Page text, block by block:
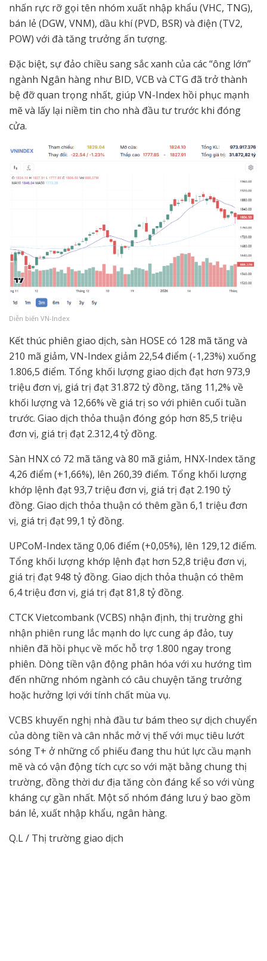
nhấn rực rỡ gọi tên nhóm xuất nhập khẩu (VHC, TNG),
bán lẻ (DGW, VNM), dầu khí (PVD, BSR) và điện (TV2,
POW) với đà tăng trưởng ấn tượng.
Đặc biệt, sự đảo chiều sang sắc xanh của các “ông lớn”
ngành Ngân hàng như BID, VCB và CTG đã trở thành
bệ đỡ quan trọng nhất, giúp VN-Index hồi phục mạnh
mẽ và lấy lại niềm tin cho nhà đầu tư trước khi đóng
cửa.
Diễn biến VN-Index
Kết thúc phiên giao dịch, sàn HOSE có 128 mã tăng và
210 mã giảm, VN-Index giảm 22,54 điểm (-1,23%) xuống
1.806,5 điểm. Tổng khối lượng giao dịch đạt hơn 973,9
triệu đơn vị, giá trị đạt 31.872 tỷ đồng, tăng 11,2% về
khối lượng và 12,66% về giá trị so với phiên cuối tuần
trước. Giao dịch thỏa thuận đóng góp hơn 85,5 triệu
đơn vị, giá trị đạt 2.312,4 tỷ đồng.
Sàn HNX có 72 mã tăng và 80 mã giảm, HNX-Index tăng
4,26 điểm (+1,66%), lên 260,39 điểm. Tổng khối lượng
khớp lệnh đạt 93,7 triệu đơn vị, giá trị đạt 2.190 tỷ
đồng. Giao dịch thỏa thuận có thêm gần 6,1 triệu đơn
vị, giá trị đạt 99,1 tỷ đồng.
UPCoM-Index tăng 0,06 điểm (+0,05%), lên 129,12 điểm.
Tổng khối lượng khớp lệnh đạt hơn 52,8 triệu đơn vị,
giá trị đạt 948 tỷ đồng. Giao dịch thỏa thuận có thêm
6,4 triệu đơn vị, giá trị đạt 81,8 tỷ đồng.
CTCK Vietcombank (VCBS) nhận định, thị trường ghi
nhận phiên rung lắc mạnh do lực cung áp đảo, tuy
nhiên đã hồi phục về mốc hỗ trợ 1.800 ngay trong
phiên. Dòng tiền vận động phân hóa với xu hướng tìm
đến những nhóm ngành có câu chuyện tăng trưởng
hoặc hưởng lợi với tính chất mùa vụ.
VCBS khuyến nghị nhà đầu tư bám theo sự dịch chuyển
của dòng tiền và cân nhắc mở vị thế với mục tiêu lướt
sóng T+ ở những cổ phiếu đang thu hút lực cầu mạnh
mẽ và có vận động tích cực so với mặt bằng chung thị
trường, đồng thời dư địa tăng còn đáng kể so với vùng
kháng cự gần nhất. Một số nhóm đáng lưu ý bao gồm
bán lẻ, xuất nhập khẩu, ngân hàng.
Q.L / Thị trường giao dịch